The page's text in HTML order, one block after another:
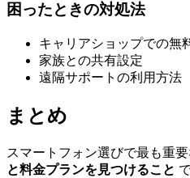
困ったときの対処法
キャリアショップでの無
家族との共有設定
遠隔サポートの利用方法
まとめ
スマートフォン選びで最も重要
と料金プランを見つけること